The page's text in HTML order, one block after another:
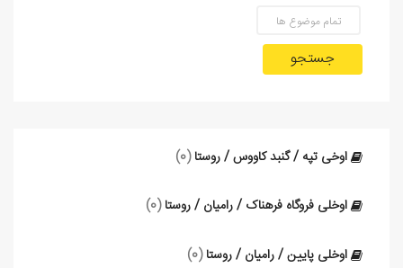
جستجو
اوخی تپه / گنبد کاووس / روستا (0)
اوخلی فروگاه فرهناک / رامیان / روستا (0)
اوخلی پایین / رامیان / روستا (0)